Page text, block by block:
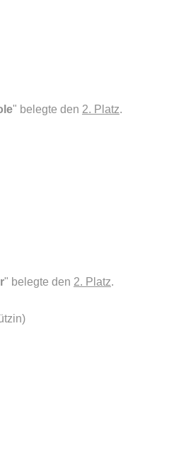
" belegte den 2. Platz.
" belegte den 2. Platz.